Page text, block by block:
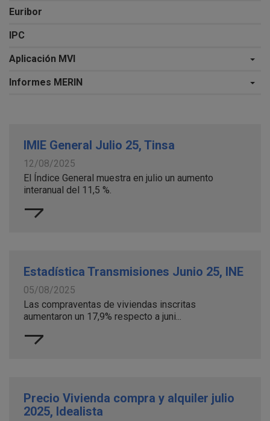
Euribor
IPC
Aplicación MVI
Informes MERIN
IMIE General Julio 25, Tinsa
12/08/2025
El Índice General muestra en julio un aumento
interanual del 11,5 %.
Estadística Transmisiones Junio 25, INE
05/08/2025
Las compraventas de viviendas inscritas
aumentaron un 17,9% respecto a juni...
Precio Vivienda compra y alquiler julio
2025, Idealista